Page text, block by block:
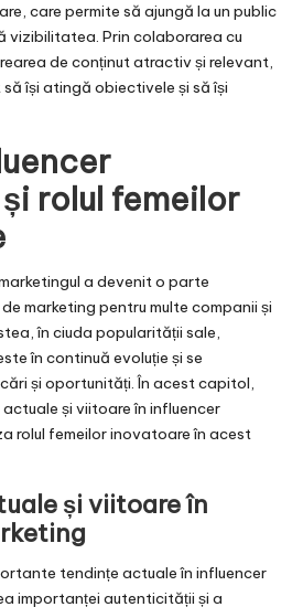
care permite să ajungă la un public
vizibilitatea. Prin colaborarea cu
de conținut atractiv și relevant,
își atingă obiectivele și să își
rolul femeilor
a devenit o parte
marketing pentru multe companii și
în ciuda popularității sale,
în continuă evoluție și se
și oportunități. În acest capitol,
și viitoare în influencer
rolul femeilor inovatoare în acest
și viitoare în
tendințe actuale în influencer
importanței autenticității și a